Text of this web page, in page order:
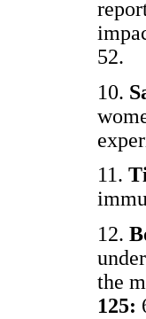
10.
11.
12.
the
125: